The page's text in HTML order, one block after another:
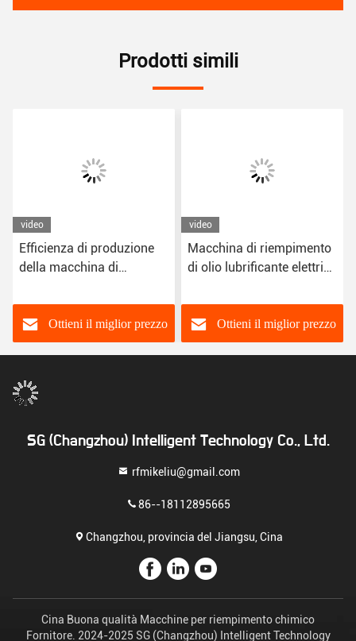
Prodotti simili
video
Efficienza di produzione
della macchina di
lubrificante affidabile e ad
alte prestazioni
Ottieni il miglior prezzo
video
Macchina di riempimento
di olio lubrificante elettrico
Ottieni il miglior prezzo
SG (Changzhou) Intelligent Technology Co., Ltd.
rfmikeliu@gmail.com
86--18112895665
Changzhou, provincia del Jiangsu, Cina
Cina Buona qualità Macchine per riempimento chimico
Fornitore. 2024-2025 SG (Changzhou) Intelligent Technology